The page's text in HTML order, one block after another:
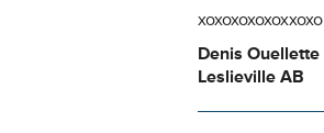
xoxoxoxoxoxxoxo
Denis Ouellette
Leslieville AB